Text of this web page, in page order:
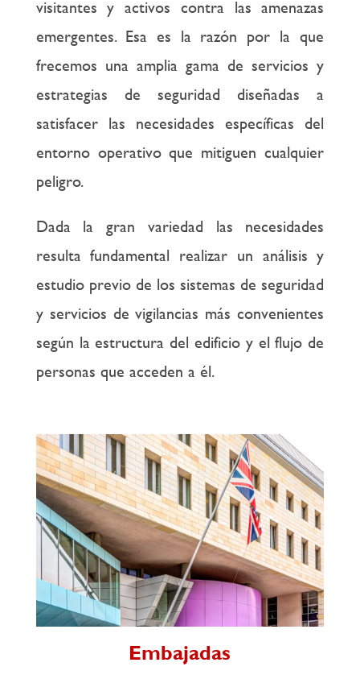
visitantes y activos contra las amenazas
emergentes. Esa es la razón por la que
frecemos una amplia gama de servicios y
estrategias de seguridad diseñadas a
satisfacer las necesidades específicas del
entorno operativo que mitiguen cualquier
peligro.
Dada la gran variedad las necesidades
resulta fundamental realizar un análisis y
estudio previo de los sistemas de seguridad
y servicios de vigilancias más convenientes
según la estructura del edificio y el flujo de
personas que acceden a él.
Embajadas